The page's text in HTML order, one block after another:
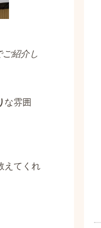
紹介し
な雰囲
えてくれ